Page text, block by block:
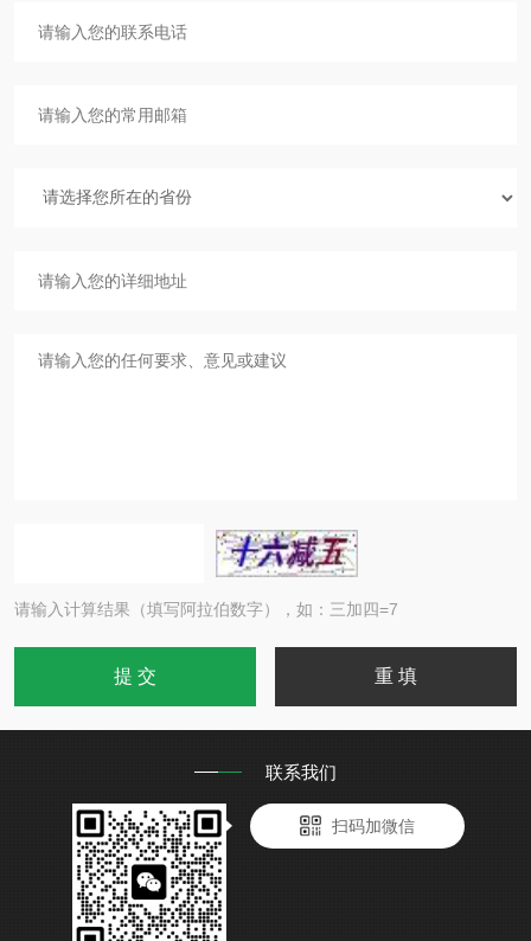
请输入计算结果（填写阿拉伯数字），如：三加四=7
联系我们
扫码加微信